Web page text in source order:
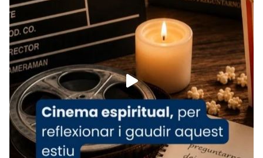
www.vaticannews.va/es/iglesia/news/2026-
07/carmina-historia-depresion-papa-viaje-
espana-testimoni...
Foto
View on Facebook · Share
Arquebisbat de Barcelona
2 weeks ago
«Avui les santes Juliana i Semproniana ens
ajuden a alçar la mirada»